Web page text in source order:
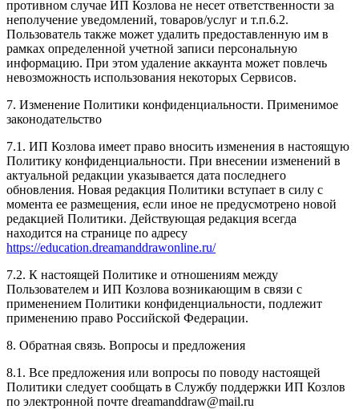
противном случае ИП Козлова не несет ответственности за
неполучение уведомлений, товаров/услуг и т.п.6.2.
Пользователь также может удалить предоставленную им в
рамках определенной учетной записи персональную
информацию. При этом удаление аккаунта может повлечь
невозможность использования некоторых Сервисов.
7. Изменение Политики конфиденциальности. Применимое
законодательство
7.1. ИП Козлова имеет право вносить изменения в настоящую
Политику конфиденциальности. При внесении изменений в
актуальной редакции указывается дата последнего
обновления. Новая редакция Политики вступает в силу с
момента ее размещения, если иное не предусмотрено новой
редакцией Политики. Действующая редакция всегда
находится на странице по адресу
https://education.dreamanddrawonline.ru/
7.2. К настоящей Политике и отношениям между
Пользователем и ИП Козлова возникающим в связи с
применением Политики конфиденциальности, подлежит
применению право Российской Федерации.
8. Обратная связь. Вопросы и предложения
8.1. Все предложения или вопросы по поводу настоящей
Политики следует сообщать в Службу поддержки ИП Козлов
по электронной почте dreamanddraw@mail.ru